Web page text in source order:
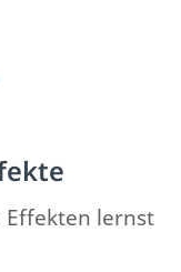
Effekten lernst